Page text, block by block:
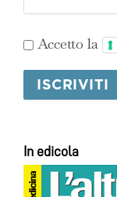
Accetto la
In edicola